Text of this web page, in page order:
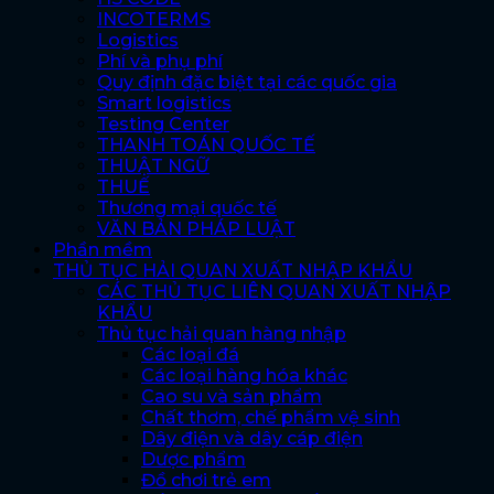
INCOTERMS
Logistics
Phí và phụ phí
Quy định đặc biệt tại các quốc gia
Smart logistics
Testing Center
THANH TOÁN QUỐC TẾ
THUẬT NGỮ
THUẾ
Thương mại quốc tế
VĂN BẢN PHÁP LUẬT
Phần mềm
THỦ TỤC HẢI QUAN XUẤT NHẬP KHẨU
CÁC THỦ TỤC LIÊN QUAN XUẤT NHẬP
KHẨU
Thủ tục hải quan hàng nhập
Các loại đá
Các loại hàng hóa khác
Cao su và sản phẩm
Chất thơm, chế phẩm vệ sinh
Dây điện và dây cáp điện
Dược phẩm
Đồ chơi trẻ em